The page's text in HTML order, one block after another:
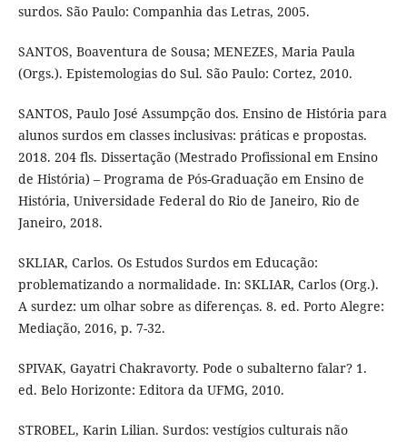
surdos. São Paulo: Companhia das Letras, 2005.
SANTOS, Boaventura de Sousa; MENEZES, Maria Paula
(Orgs.). Epistemologias do Sul. São Paulo: Cortez, 2010.
SANTOS, Paulo José Assumpção dos. Ensino de História para
alunos surdos em classes inclusivas: práticas e propostas.
2018. 204 fls. Dissertação (Mestrado Profissional em Ensino
de História) – Programa de Pós-Graduação em Ensino de
História, Universidade Federal do Rio de Janeiro, Rio de
Janeiro, 2018.
SKLIAR, Carlos. Os Estudos Surdos em Educação:
problematizando a normalidade. In: SKLIAR, Carlos (Org.).
A surdez: um olhar sobre as diferenças. 8. ed. Porto Alegre:
Mediação, 2016, p. 7-32.
SPIVAK, Gayatri Chakravorty. Pode o subalterno falar? 1.
ed. Belo Horizonte: Editora da UFMG, 2010.
STROBEL, Karin Lilian. Surdos: vestígios culturais não